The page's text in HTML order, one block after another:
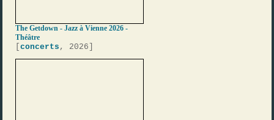
The Getdown - Jazz à Vienne 2026 -
Théâtre
[concerts , 2026]